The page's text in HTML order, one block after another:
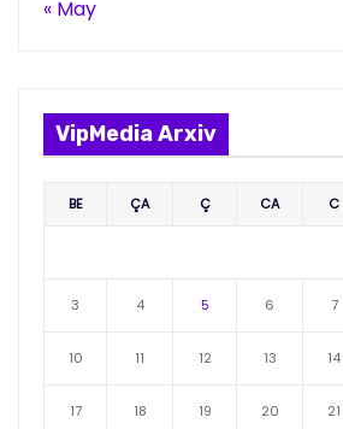
« May
VipMedia Arxiv
BE ÇA Ç CA C
3 4 5 6 7
10 11 12 13 14
17 18 19 20 21